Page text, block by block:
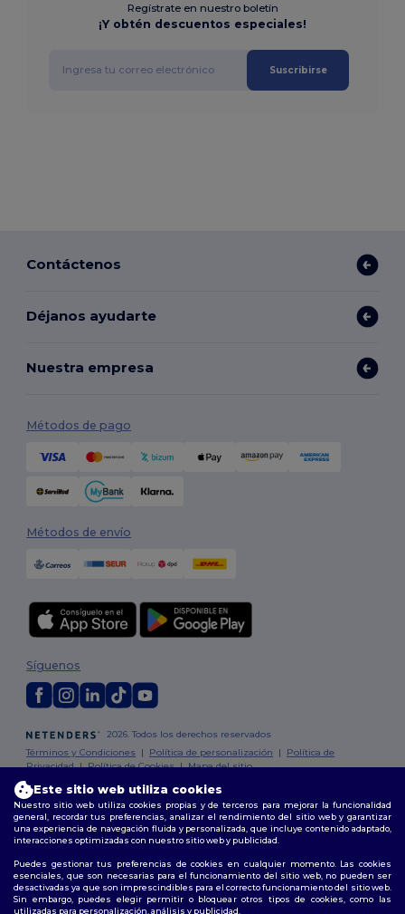
Regístrate en nuestro boletín
¡Y obtén descuentos especiales!
Suscribirse
Contáctenos
Déjanos ayudarte
Nuestra empresa
Métodos de pago
Métodos de envío
2026. Todos los derechos reservados
Términos y Condiciones | Política de personalización | Política de
Privacidad|Política de Cookies|Mapa del sitio
Síguenos
Madrid| Barcelona | Valencia|Seville |Zaragoza|Málaga |Murcia |
Palma | Bilbao | Alicante
Este sitio web utiliza cookies
Nuestro sitio web utiliza cookies propias y de terceros para mejorar la funcionalidad
general, recordar tus preferencias, analizar el rendimiento del sitio web y garantizar
una experiencia de navegación fluida y personalizada, que incluye contenido adaptado,
interacciones optimizadas con nuestro sitio web y publicidad.
Puedes gestionar tus preferencias de cookies en cualquier momento. Las cookies
esenciales, que son necesarias para el funcionamiento del sitio web, no pueden ser
desactivadas ya que son imprescindibles para el correcto funcionamiento del sitio web.
Sin embargo, puedes elegir permitir o bloquear otros tipos de cookies, como las
utilizadas para personalización, análisis y publicidad.